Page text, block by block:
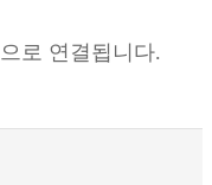
로 연결됩니다.